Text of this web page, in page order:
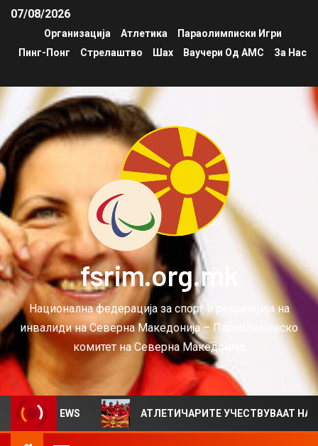
07/08/2026
Организација Атлетика
Параолимписки Игри
Пинг-Понг
Стрелаштво Шах Ваучери Од АМС За Нас
fsrim.org.mk
Национална федерација за спорт и рекреација на
инвалиди на Северна Македонија – Параолимписко
комитет на Северна Македонија
VIEWS АТЛЕТИЧАРИТЕ УЧЕСТВУВААТ НА